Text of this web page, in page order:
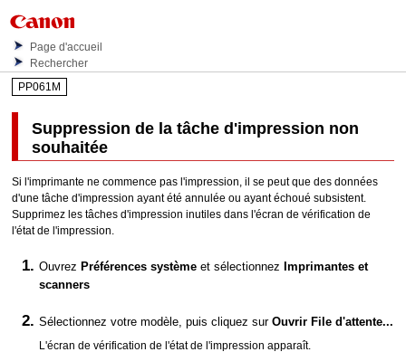
Page d'accueil
Rechercher
PP061M
Suppression de la tâche d'impression non
souhaitée
Si l'imprimante ne commence pas l'impression, il se peut que des données
d'une tâche d'impression ayant été annulée ou ayant échoué subsistent.
Supprimez les tâches d'impression inutiles dans l'écran de vérification de
l'état de l'impression.
Ouvrez Préférences système et sélectionnez Imprimantes et
scanners
Sélectionnez votre modèle, puis cliquez surOuvrir File d'attente...
L'écran de vérification de l'état de l'impression apparaît.